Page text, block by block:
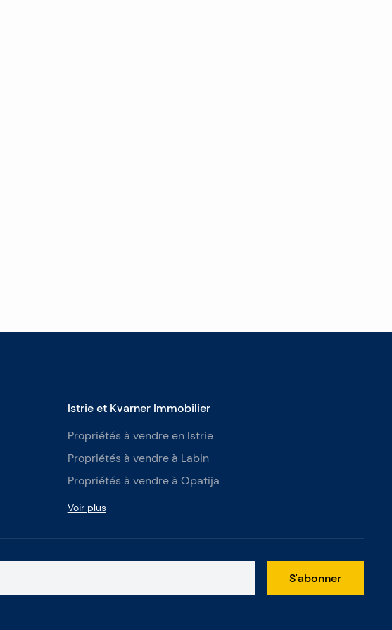
S'abonner
Istrie et Kvarner Immobilier
Propriétés à vendre en Istrie
Propriétés à vendre à Labin
Propriétés à vendre à Opatija
Voir plus